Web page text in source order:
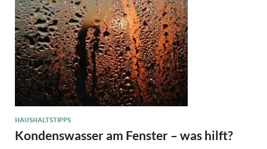
HAUSHALTSTIPPS
Kondenswasser am Fenster – was hilft?